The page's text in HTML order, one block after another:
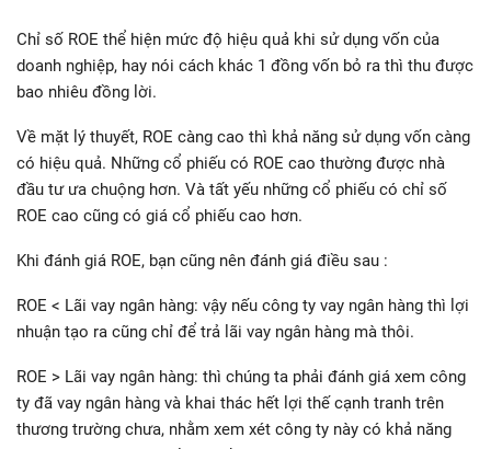
Chỉ số ROE thể hiện mức độ hiệu quả khi sử dụng vốn của
doanh nghiệp, hay nói cách khác 1 đồng vốn bỏ ra thì thu được
bao nhiêu đồng lời.
Về mặt lý thuyết, ROE càng cao thì khả năng sử dụng vốn càng
có hiệu quả. Những cổ phiếu có ROE cao thường được nhà
đầu tư ưa chuộng hơn. Và tất yếu những cổ phiếu có chỉ số
ROE cao cũng có giá cổ phiếu cao hơn.
Khi đánh giá ROE, bạn cũng nên đánh giá điều sau :
ROE < Lãi vay ngân hàng: vậy nếu công ty vay ngân hàng thì lợi
nhuận tạo ra cũng chỉ để trả lãi vay ngân hàng mà thôi.
ROE > Lãi vay ngân hàng: thì chúng ta phải đánh giá xem công
ty đã vay ngân hàng và khai thác hết lợi thế cạnh tranh trên
thương trường chưa, nhằm xem xét công ty này có khả năng